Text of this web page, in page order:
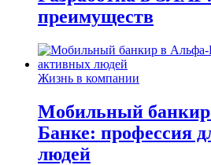
преимуществ
Жизнь в компании
Мобильный
Банке: профессия
людей